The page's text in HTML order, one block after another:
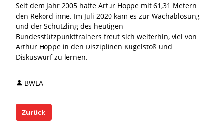
Seit dem Jahr 2005 hatte Artur Hoppe mit 61,31 Metern
den Rekord inne. Im Juli 2020 kam es zur Wachablösung
und der Schützling des heutigen
Bundesstützpunkttrainers freut sich weiterhin, viel von
Arthur Hoppe in den Disziplinen Kugelstoß und
Diskuswurf zu lernen.
BWLA
Zurück